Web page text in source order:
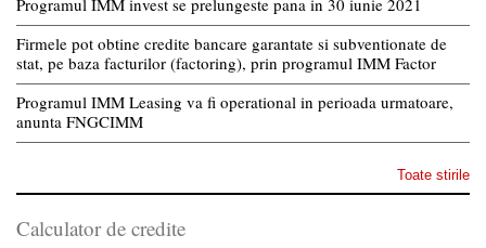
Firmele pot obtine credite bancare garantate si subventionate de
stat, pe baza facturilor (factoring), prin programul IMM Factor
Programul IMM Leasing va fi operational in perioada urmatoare,
anunta FNGCIMM
Toate stirile
Calculator de credite